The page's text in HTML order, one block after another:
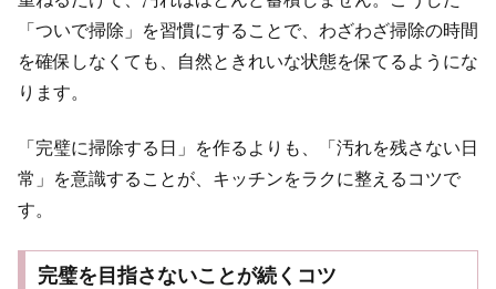
「ついで掃除」を習慣にすることで、わざわざ掃除の時間
を確保しなくても、自然ときれいな状態を保てるようにな
ります。
「完璧に掃除する日」を作るよりも、「汚れを残さない日
常」を意識することが、キッチンをラクに整えるコツで
す。
完璧を目指さないことが続くコツ